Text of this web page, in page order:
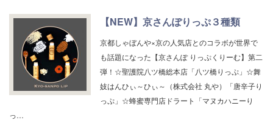
【NEW】京さんぽりっぷ３種類
京都しゃぼんや×京の人気店とのコラボが世界で
も話題になった【京さんぽ りっぷくりーむ】第二
弾！☆聖護院八ツ橋総本店「八ツ橋りっぷ」☆舞
妓はんひぃ～ひぃ～（株式会社 丸や）「唐辛子り
っぷ」☆蜂蜜専門店ドラート「マヌカハニーり
っ…